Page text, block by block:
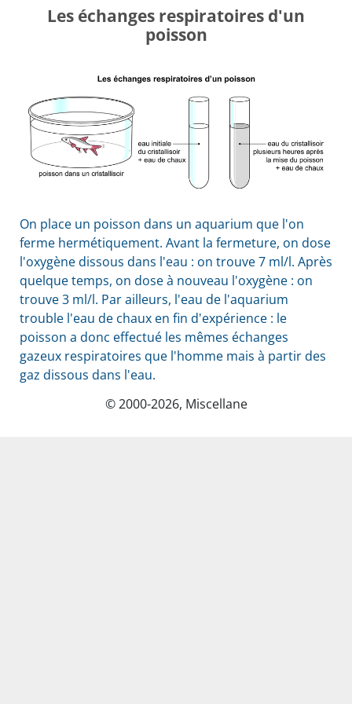
Les échanges respiratoires d'un
poisson
On place un poisson dans un aquarium que l'on
ferme hermétiquement. Avant la fermeture, on dose
l'oxygène dissous dans l'eau : on trouve 7 ml/l. Après
quelque temps, on dose à nouveau l'oxygène : on
trouve 3 ml/l. Par ailleurs, l'eau de l'aquarium
trouble l'eau de chaux en fin d'expérience : le
poisson a donc effectué les mêmes échanges
gazeux respiratoires que l'homme mais à partir des
gaz dissous dans l'eau.
© 2000-2026, Miscellane